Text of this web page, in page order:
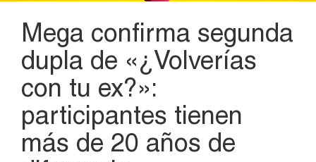
Mega confirma segunda
dupla de «¿Volverías
con tu ex?»:
participantes tienen
más de 20 años de